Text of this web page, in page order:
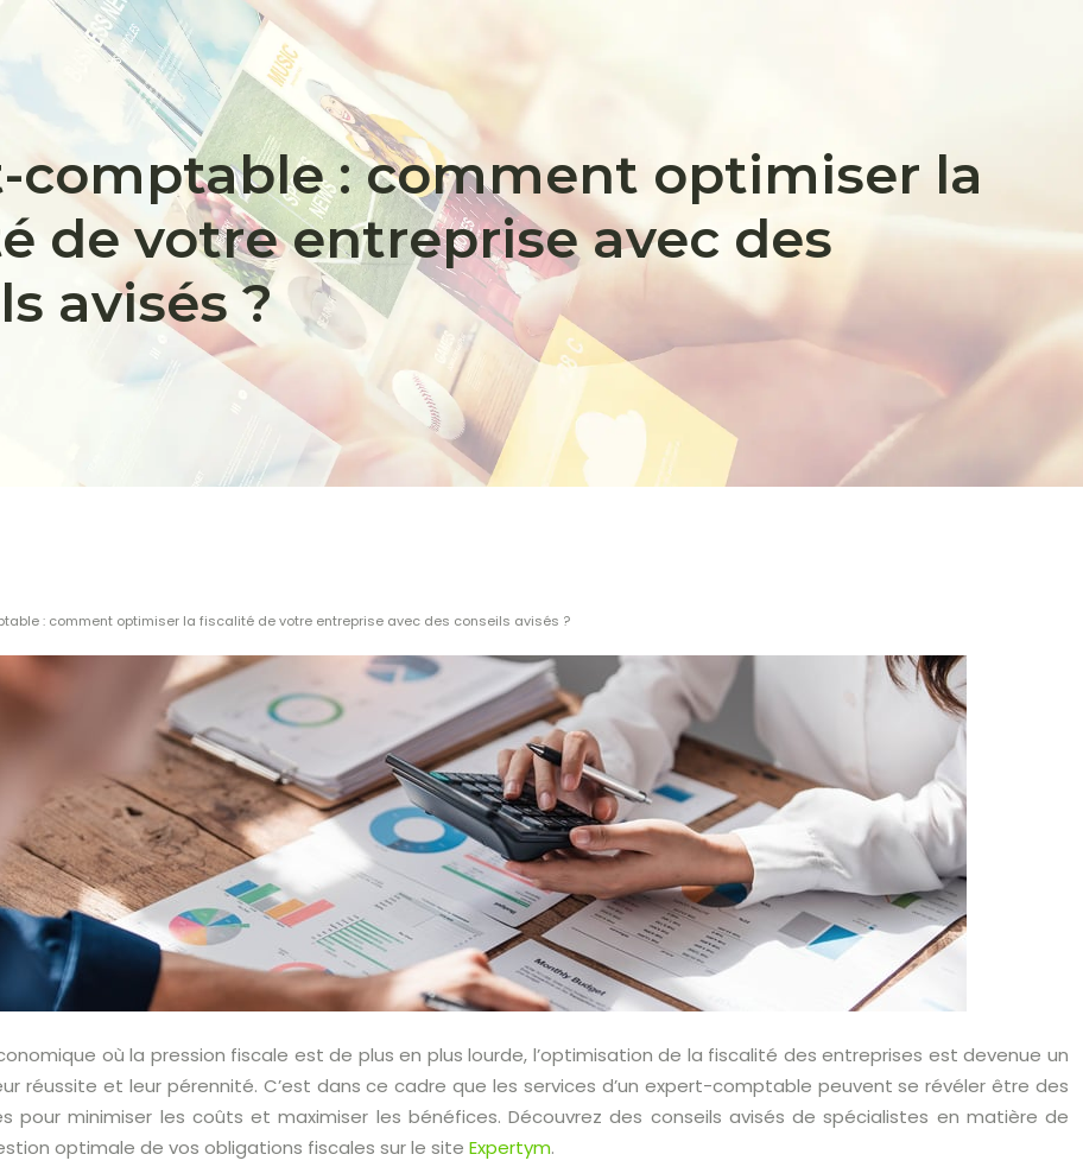
comptable : comment optimiser la
de votre entreprise avec des
avisés ?
: comment optimiser la fiscalité de votre entreprise avec des conseils avisés ?
où la pression fiscale est de plus en plus lourde, l’optimisation de la fiscalité des entreprises est devenue un
réussite et leur pérennité. C’est dans ce cadre que les services d’un expert-comptable peuvent se révéler être des
pour minimiser les coûts et maximiser les bénéfices. Découvrez des conseils avisés de spécialistes en matière de
optimale de vos obligations fiscales sur le site Expertym.